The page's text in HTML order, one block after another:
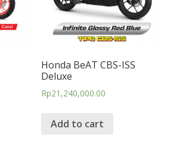
Honda BeAT CBS-ISS
Deluxe
Rp21,240,000.00
Add to cart